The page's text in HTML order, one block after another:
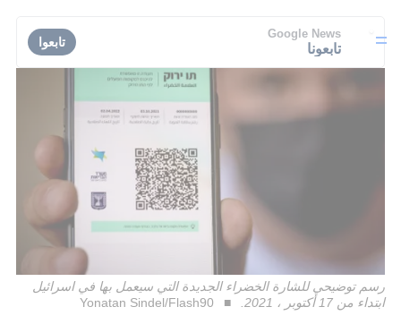
Google News
تابعونا تابعوا
رسم توضيحي للشارة الخضراء الجديدة التي سيعمل بها في اسرائيل
ابتداء من 17 أكتوبر ، 2021.
Yonatan Sindel/Flash90